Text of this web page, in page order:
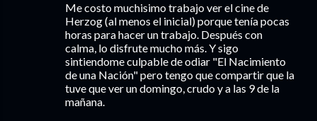
Me costo muchisimo trabajo ver el cine de
Herzog (al menos el inicial) porque tenía pocas
horas para hacer un trabajo. Después con
calma, lo disfrute mucho más. Y sigo
sintiendome culpable de odiar "El Nacimiento
de una Nación" pero tengo que compartir que la
tuve que ver un domingo, crudo y a las 9 de la
mañana.